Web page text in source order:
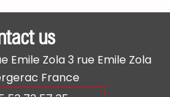
us
Emile Zola 3 rue Emile Zola
France